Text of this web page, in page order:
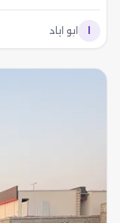
ا ابو اياد